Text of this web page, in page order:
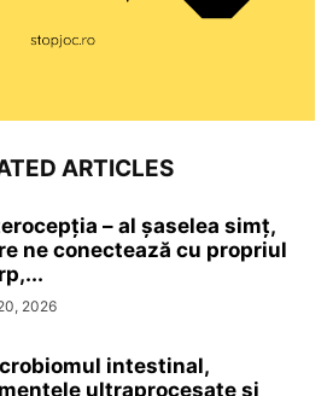
ARTICLES
– al șaselea simț,
ne conectează cu propriul
2026
intestinal,
ultraprocesate şi